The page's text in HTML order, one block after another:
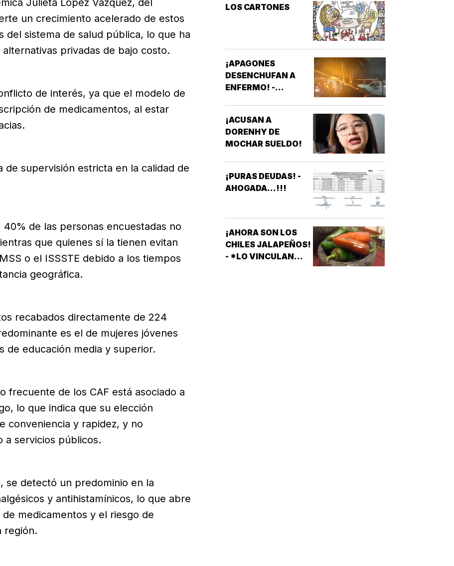
Julieta López Vázquez, del
un crecimiento acelerado de estos
del sistema de salud pública, lo que ha
privadas de bajo costo.
de interés, ya que el modelo de
de medicamentos, al estar
de supervisión estricta en la calidad de
de las personas encuestadas no
que quienes sí la tienen evitan
o el ISSSTE debido a los tiempos
geográfica.
recabados directamente de 224
es el de mujeres jóvenes
de educación media y superior.
frecuente de los CAF está asociado a
lo que indica que su elección
conveniencia y rapidez, y no
a servicios públicos.
se detectó un predominio en la
y antihistamínicos, lo que abre
medicamentos y el riesgo de
región.
LOS CARTONES
¡APAGONES
DESENCHUFAN A
ENFERMO! -
DE VERACRUZ
DENUNCIAN
APAGONES
AFECTAN
ELEVADORES,
APARATOS
ELÉCTRICOS
¡ACUSAN A
DORENHY DE
MOCHAR SUELDO!
¡PURAS DEUDAS! -
AHOGADA...!!!
¡AHORA SON LOS
CHILES JALAPEÑOS!
- *LO VINCULAN